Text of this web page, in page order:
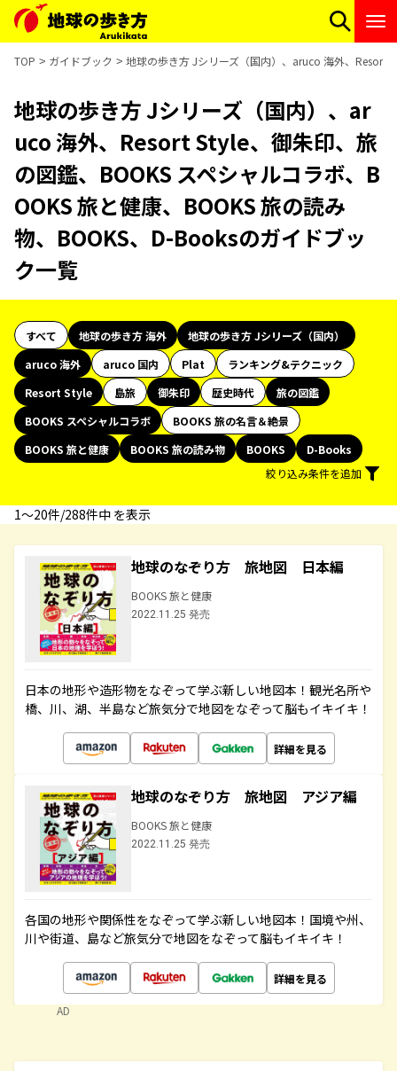
TOP ガイドブック 地球の歩き方 Jシリーズ（国内）、aruco 海外、Resort
地球の歩き方 Jシリーズ（国内）、ar
uco 海外、Resort Style、御朱印、旅
の図鑑、BOOKS スペシャルコラボ、B
OOKS 旅と健康、BOOKS 旅の読み
物、BOOKS、D-Booksのガイドブッ
ク一覧
すべて 地球の歩き方 海外
地球の歩き方 Jシリーズ（国内）
aruco 海外
aruco 国内 Plat
ランキング&テクニック
Resort Style
島旅 御朱印 歴史時代
旅の図鑑
BOOKS スペシャルコラボ
BOOKS 旅の名言＆絶景
BOOKS 旅と健康
BOOKS 旅の読み物 BOOKS
D-Books
絞り込み条件を追加
1〜20件/288件中 を表示
地球のなぞり方 旅地図 日本編
BOOKS 旅と健康
2022.11.25 発売
日本の地形や造形物をなぞって学ぶ新しい地図本！観光名所や
橋、川、湖、半島など旅気分で地図をなぞって脳もイキイキ！
詳細を見る
地球のなぞり方 旅地図 アジア編
BOOKS 旅と健康
2022.11.25 発売
各国の地形や関係性をなぞって学ぶ新しい地図本！国境や州、
川や街道、島など旅気分で地図をなぞって脳もイキイキ！
詳細を見る
AD